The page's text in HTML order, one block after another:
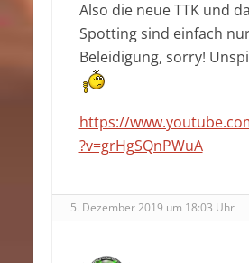
Also die neue TTK und
Spotting sind einfach
Beleidigung, sorry!
https://
?v=grHgSQnPWuA
5. Dezember 2019 um 18:03 Uhr